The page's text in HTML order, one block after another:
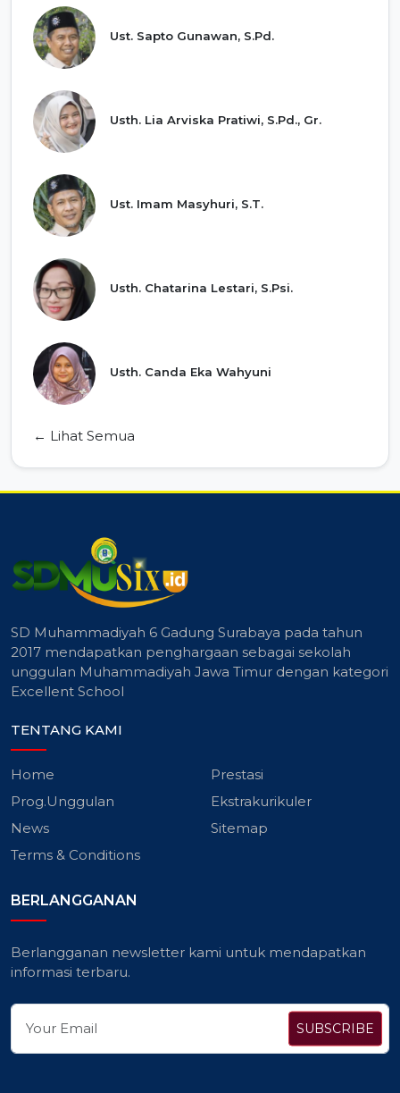
Ust. Sapto Gunawan, S.Pd.
Usth. Lia Arviska Pratiwi, S.Pd., Gr.
Ust. Imam Masyhuri, S.T.
Usth. Chatarina Lestari, S.Psi.
Usth. Canda Eka Wahyuni
← Lihat Semua
SD Muhammadiyah 6 Gadung Surabaya pada tahun
2017 mendapatkan penghargaan sebagai sekolah
unggulan Muhammadiyah Jawa Timur dengan kategori
Excellent School
TENTANG KAMI
Home
Prestasi
Prog.Unggulan
Ekstrakurikuler
News
Sitemap
Terms & Conditions
BERLANGGANAN
Berlangganan newsletter kami untuk mendapatkan
informasi terbaru.
SUBSCRIBE